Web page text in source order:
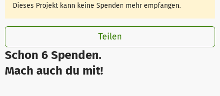
Schon 6 Spenden.
Mach auch du mit!
Dieses Projekt kann keine Spenden mehr empfangen.
Teilen